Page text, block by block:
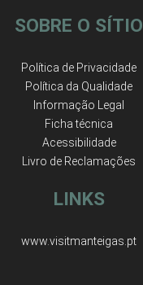
SOBRE O SÍTIO
Política de Privacidade
Política da Qualidade
Informação Legal
Ficha técnica
Acessibilidade
Livro de Reclamações
LINKS
www.visitmanteigas.pt